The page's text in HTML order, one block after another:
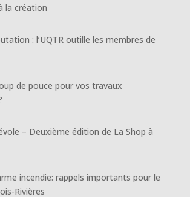
la création
: l’UQTR outille les membres de
de pouce pour vos travaux
– Deuxième édition de La Shop à
incendie: rappels importants pour le
Rivières